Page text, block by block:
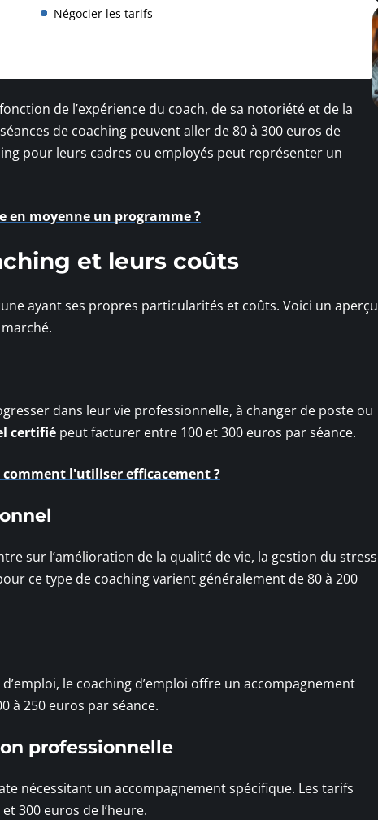
Négocier les tarifs
de l’expérience du coach, de sa notoriété et de la
de coaching peuvent aller de 80 à 300 euros de
pour leurs cadres ou employés peut représenter un
en moyenne un programme ?
et leurs coûts
ayant ses propres particularités et coûts. Voici un aperçu
dans leur vie professionnelle, à changer de poste ou
certifié peut facturer entre 100 et 300 euros par séance.
l'utiliser efficacement ?
sur l’amélioration de la qualité de vie, la gestion du stress
ce type de coaching varient généralement de 80 à 200
le coaching d’emploi offre un accompagnement
à 250 euros par séance.
professionnelle
nécessitant un accompagnement spécifique. Les tarifs
300 euros de l’heure.